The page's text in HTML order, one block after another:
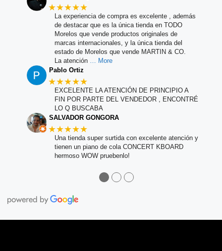
★★★★★
La experiencia de compra es excelente , además
de destacar que es la única tienda en TODO
Morelos que vende productos originales de
marcas internacionales, y la única tienda del
estado de Morelos que vende MARTIN & CO.
La atención … More
Pablo Ortiz
★★★★★
EXCELENTE LA ATENCIÓN DE PRINCIPIO A
FIN POR PARTE DEL VENDEDOR , ENCONTRÉ
LO Q BUSCABA
SALVADOR GONGORA
★★★★★
Una tienda super surtida con excelente atención y
tienen un piano de cola CONCERT KBOARD
hermoso WOW pruebenlo!
●●●